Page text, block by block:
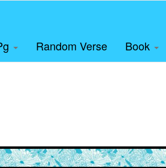
Random Verse Book